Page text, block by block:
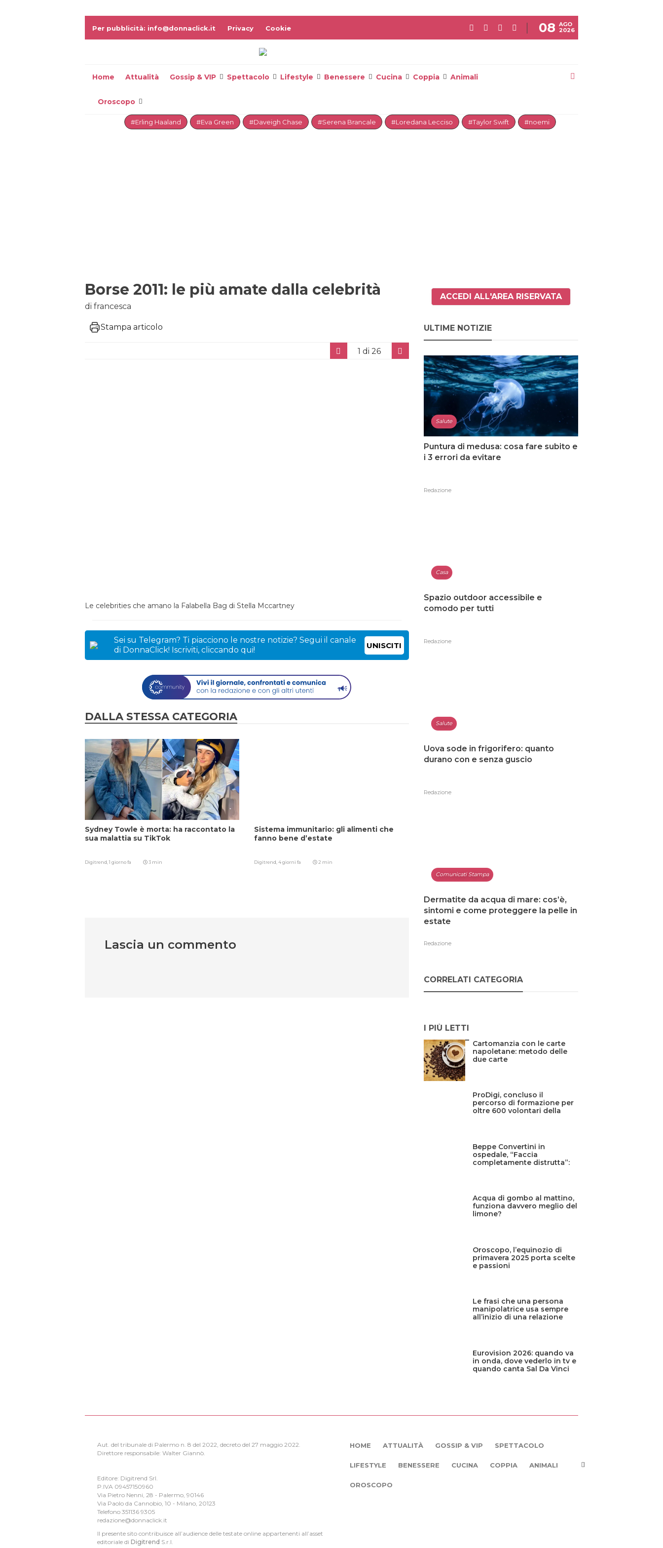
Per pubblicità: info@donnaclick.it Privacy Cookie 08 AGO
2026
Home Attualità Gossip & VIP Spettacolo Lifestyle Benessere Cucina Coppia Animali
Oroscopo
#Erling Haaland #Eva Green #Daveigh Chase #Serena Brancale #Loredana Lecciso #Taylor Swift #noemi
Borse 2011: le più amate dalla celebrità
di francesca
Stampa articolo
1 di 26
Le celebrities che amano la Falabella Bag di Stella Mccartney
Sei su Telegram? Ti piacciono le nostre notizie? Segui il canale
di DonnaClick! Iscriviti, cliccando qui!
UNISCITI
DALLA STESSA CATEGORIA
Sydney Towle è morta: ha raccontato la
sua malattia su TikTok
Digitrend,1 giorno fa 3 min
Sistema immunitario: gli alimenti che
fanno bene d’estate
Digitrend,4 giorni fa 2 min
Lascia un commento
ACCEDI ALL'AREA RISERVATA
ULTIME NOTIZIE
Salute
Puntura di medusa: cosa fare subito e
i 3 errori da evitare
Redazione
Casa
Spazio outdoor accessibile e
comodo per tutti
Redazione
Salute
Uova sode in frigorifero: quanto
durano con e senza guscio
Redazione
Comunicati Stampa
Dermatite da acqua di mare: cos’è,
sintomi e come proteggere la pelle in
estate
Redazione
CORRELATI CATEGORIA
I PIÙ LETTI
Cartomanzia con le carte
napoletane: metodo delle
due carte
ProDigi, concluso il
percorso di formazione per
oltre 600 volontari della
Beppe Convertini in
ospedale, “Faccia
completamente distrutta”:
Acqua di gombo al mattino,
funziona davvero meglio del
limone?
Oroscopo, l’equinozio di
primavera 2025 porta scelte
e passioni
Le frasi che una persona
manipolatrice usa sempre
all’inizio di una relazione
Eurovision 2026: quando va
in onda, dove vederlo in tv e
quando canta Sal Da Vinci
Aut. del tribunale di Palermo n. 8 del 2022, decreto del 27 maggio 2022.
Direttore responsabile: Walter Giannò.
Editore: Digitrend Srl.
P.IVA 09457150960
Via Pietro Nenni, 28 - Palermo, 90146
Via Paolo da Cannobio, 10 - Milano, 20123
Telefono 351136 9305
redazione@donnaclick.it
Il presente sito contribuisce all’audience delle testate online appartenenti all’asset
editoriale di Digitrend S.r.l.
HOME ATTUALITÀ GOSSIP & VIP SPETTACOLO
LIFESTYLE BENESSERE CUCINA COPPIA ANIMALI
OROSCOPO